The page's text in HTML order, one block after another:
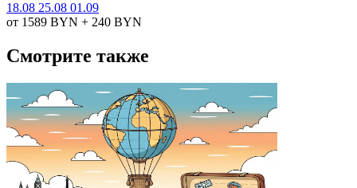
18.08 25.08 01.09
от 1589 BYN + 240 BYN
Смотрите также